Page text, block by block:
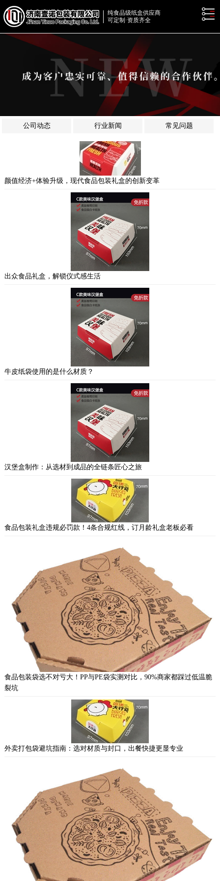
纯食品级纸盒供应商
可定制·资质齐全
公司动态 行业新闻 常见问题
颜值经济+体验升级，现代食品包装礼盒的创新变革
出众食品礼盒，解锁仪式感生活
牛皮纸袋使用的是什么材质？
汉堡盒制作：从选材到成品的全链条匠心之旅
食品包装礼盒违规必罚款！4条合规红线，订月龄礼盒老板必看
食品包装袋选不对亏大！PP与PE袋实测对比，90%商家都踩过低温脆
裂坑
外卖打包袋避坑指南：选对材质与封口，出餐快捷更显专业